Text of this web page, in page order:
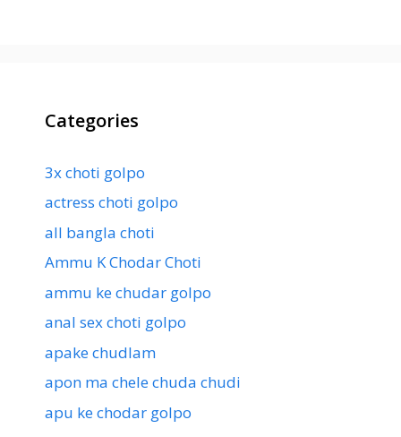
Categories
3x choti golpo
actress choti golpo
all bangla choti
Ammu K Chodar Choti
ammu ke chudar golpo
anal sex choti golpo
apake chudlam
apon ma chele chuda chudi
apu ke chodar golpo